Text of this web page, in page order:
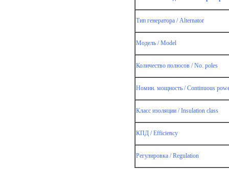
Тип генератора / Alternator
Модель / Model
Количество полюсов / No. poles
Номин. мощность / Continuous
Класс изоляции / Insulation class
КПД / Efficiency
Регулировка / Regulation